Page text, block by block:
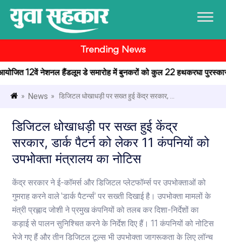
Trending News
12वें नेशनल हैंडलूम डे समारोह में बुनकरों को कुल 22 हथकरघा पुरस्कार
» News » डिजिटल धोखाधड़ी पर सख्त हुई केंद्र सरकार, ...
डिजिटल धोखाधड़ी पर सख्त हुई केंद्र
सरकार, डार्क पैटर्न को लेकर 11 कंपनियों को
उपभोक्ता मंत्रालय का नोटिस
केंद्र सरकार ने ई-कॉमर्स और डिजिटल प्लेटफॉर्म्स पर उपभोक्ताओं को
गुमराह करने वाले 'डार्क पैटर्न्स' पर सख्ती दिखाई है। उपभोक्ता मामलों के
मंत्री प्रह्लाद जोशी ने प्रमुख कंपनियों को तलब कर दिशा-निर्देशों का
कड़ाई से पालन सुनिश्चित करने के निर्देश दिए हैं। 11 कंपनियों को नोटिस
भेजे गए हैं और तीन डिजिटल टूल्स भी उपभोक्ता जागरूकता के लिए लॉन्च